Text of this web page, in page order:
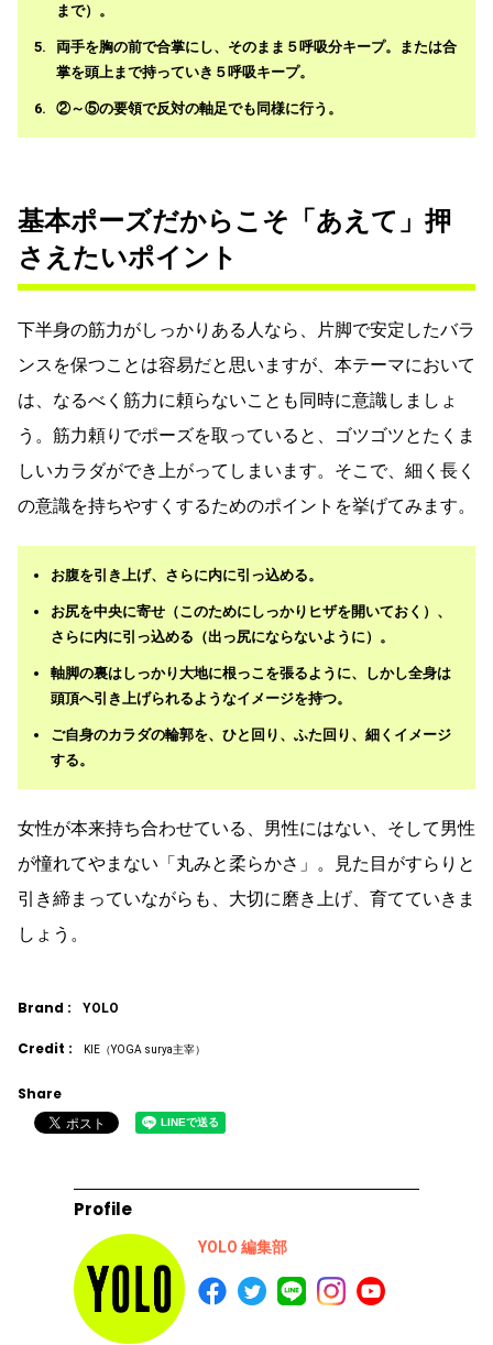
まで）。
両手を胸の前で合掌にし、そのまま５呼吸分キープ。または合
掌を頭上まで持っていき５呼吸キープ。
②～⑤の要領で反対の軸足でも同様に行う。
基本ポーズだからこそ「あえて」押
さえたいポイント
下半身の筋力がしっかりある人なら、片脚で安定したバラ
ンスを保つことは容易だと思いますが、本テーマにおいて
は、なるべく筋力に頼らないことも同時に意識しましょ
う。筋力頼りでポーズを取っていると、ゴツゴツとたくま
しいカラダができ上がってしまいます。そこで、細く長く
の意識を持ちやすくするためのポイントを挙げてみます。
お腹を引き上げ、さらに内に引っ込める。
お尻を中央に寄せ（このためにしっかりヒザを開いておく）、
さらに内に引っ込める（出っ尻にならないように）。
軸脚の裏はしっかり大地に根っこを張るように、しかし全身は
頭頂へ引き上げられるようなイメージを持つ。
ご自身のカラダの輪郭を、ひと回り、ふた回り、細くイメージ
する。
女性が本来持ち合わせている、男性にはない、そして男性
が憧れてやまない「丸みと柔らかさ」。見た目がすらりと
引き締まっていながらも、大切に磨き上げ、育てていきま
しょう。
Brand : YOLO
Credit : KIE（YOGA surya主宰）
Share
Profile
YOLO 編集部